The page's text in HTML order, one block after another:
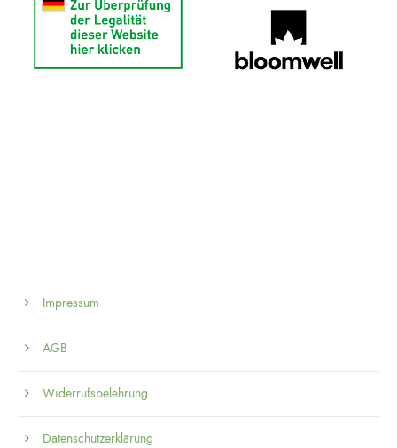
Impressum
AGB
Widerrufsbelehrung
Datenschutzerklärung